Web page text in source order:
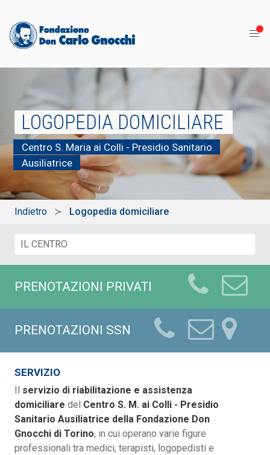
LOGOPEDIA DOMICILIARE
Centro S. Maria ai Colli - Presidio Sanitario
Ausiliatrice
Indietro Logopedia domiciliare
PRENOTAZIONI PRIVATI
PRENOTAZIONI SSN
SERVIZIO
Il servizio di riabilitazione e assistenza
domiciliare del Centro S. M. ai Colli - Presidio
Sanitario Ausiliatrice della Fondazione Don
Gnocchi di Torino, in cui operano varie figure
professionali tra medici, terapisti, logopedisti e